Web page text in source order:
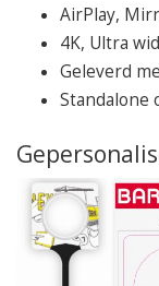
AirPlay,
4K, Ultra
Geleverd